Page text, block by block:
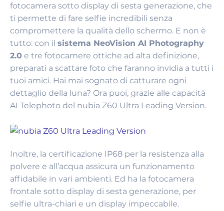
fotocamera sotto display di sesta generazione, che
ti permette di fare selfie incredibili senza
compromettere la qualità dello schermo. E non è
tutto: con il sistema NeoVision AI Photography
2.0 e tre fotocamere ottiche ad alta definizione,
preparati a scattare foto che faranno invidia a tutti i
tuoi amici. Hai mai sognato di catturare ogni
dettaglio della luna? Ora puoi, grazie alle capacità
AI Telephoto del nubia Z60 Ultra Leading Version.
Inoltre, la certificazione IP68 per la resistenza alla
polvere e all’acqua assicura un funzionamento
affidabile in vari ambienti. Ed ha la fotocamera
frontale sotto display di sesta generazione, per
selfie ultra-chiari e un display impeccabile.